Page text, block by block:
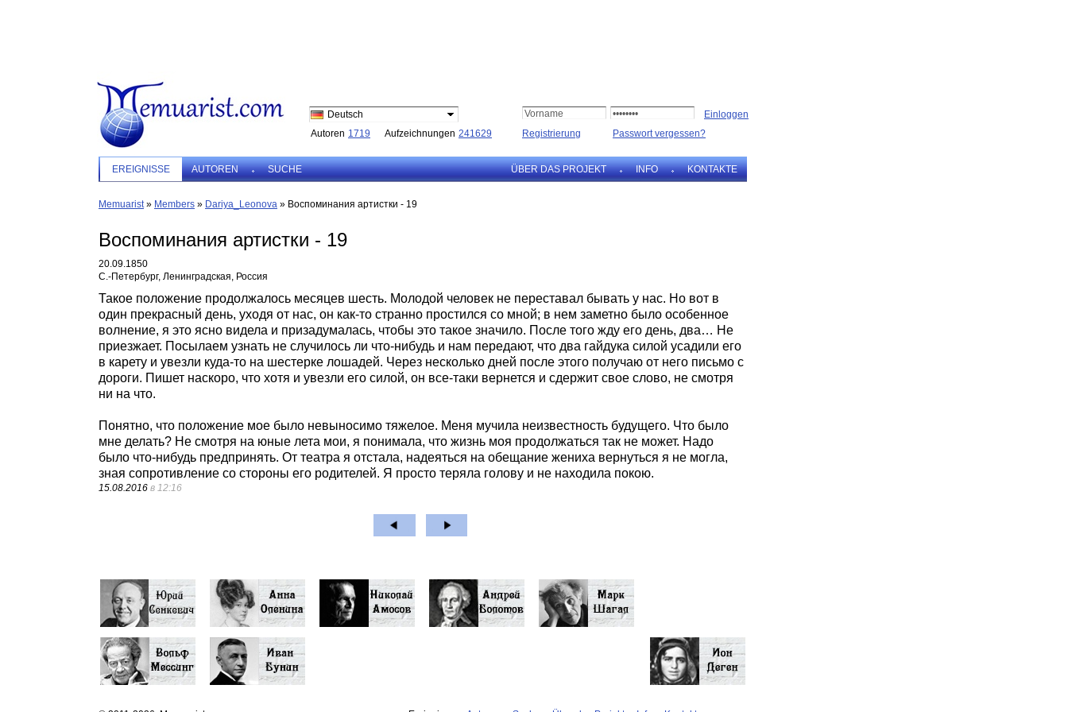
Deutsch
Autoren 1719 Aufzeichnungen 241629 Registrierung Passwort vergessen?
EREIGNISSE AUTOREN SUCHE ÜBER DAS PROJEKT INFO KONTAKTE
Memuarist» Members » Dariya_Leonova » Воспоминания артистки - 19
Воспоминания артистки - 19
20.09.1850
С.-Петербург, Ленинградская, Россия
Такое положение продолжалось месяцев шесть. Молодой человек не переставал бывать у нас. Но вот в
один прекрасный день, уходя от нас, он как-то странно простился со мной; в нем заметно было особенное
волнение, я это ясно видела и призадумалась, чтобы это такое значило. После того жду его день, два… Не
приезжает. Посылаем узнать не случилось ли что-нибудь и нам передают, что два гайдука силой усадили его
в карету и увезли куда-то на шестерке лошадей. Через несколько дней после этого получаю от него письмо с
дороги. Пишет наскоро, что хотя и увезли его силой, он все-таки вернется и сдержит свое слово, не смотря
ни на что.
Понятно, что положение мое было невыносимо тяжелое. Меня мучила неизвестность будущего. Что было
мне делать? Не смотря на юные лета мои, я понимала, что жизнь моя продолжаться так не может. Надо
было что-нибудь предпринять. От театра я отстала, надеяться на обещание жениха вернуться я не могла,
зная сопротивление со стороны его родителей. Я просто теряла голову и не находила покою.
15.08.2016 в 12:16